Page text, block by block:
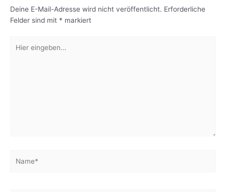
Deine E-Mail-Adresse wird nicht veröffentlicht. Erforderliche
Felder sind mit * markiert
eingeben…